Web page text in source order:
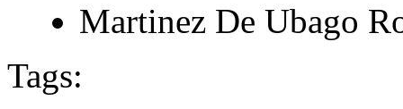
Martinez De Ubago
Tags: